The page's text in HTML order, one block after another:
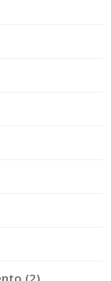
(2)